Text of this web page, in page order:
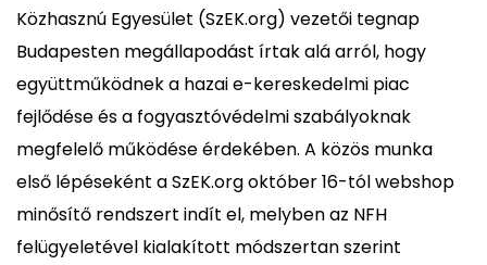
Közhasznú Egyesület (SzEK.org) vezetői tegnap
Budapesten megállapodást írtak alá arról, hogy
együttműködnek a hazai e-kereskedelmi piac
fejlődése és a fogyasztóvédelmi szabályoknak
megfelelő működése érdekében. A közös munka
első lépéseként a SzEK.org október 16-tól webshop
minősítő rendszert indít el, melyben az NFH
felügyeletével kialakított módszertan szerint